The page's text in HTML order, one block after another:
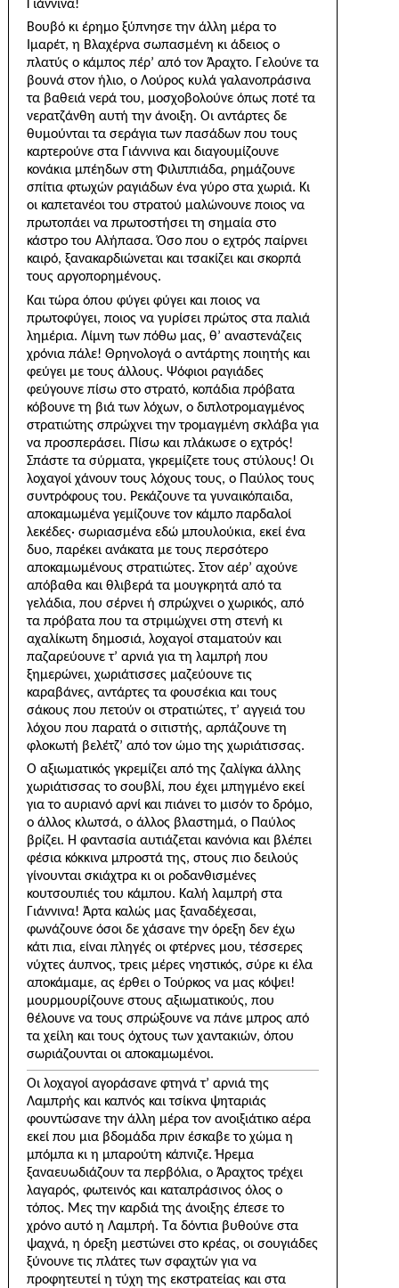
Γιάννινα!
Βουβό κι έρημο ξύπνησε την άλλη μέρα το
Ιμαρέτ, η Βλαχέρνα σωπασμένη κι άδειος ο
πλατύς ο κάμπος πέρ’ από τον Άραχτο. Γελούνε τα
βουνά στον ήλιο, ο Λούρος κυλά γαλανοπράσινα
τα βαθειά νερά του, μοσχοβολούνε όπως ποτέ τα
νερατζάνθη αυτή την άνοιξη. Οι αντάρτες δε
θυμούνται τα σεράγια των πασάδων που τους
καρτερούνε στα Γιάννινα και διαγουμίζουνε
κονάκια μπέηδων στη Φιλιππιάδα, ρημάζουνε
σπίτια φτωχών ραγιάδων ένα γύρο στα χωριά. Κι
οι καπετανέοι του στρατού μαλώνουνε ποιος να
πρωτοπάει να πρωτοστήσει τη σημαία στο
κάστρο του Αλήπασα. Όσο που ο εχτρός παίρνει
καιρό, ξανακαρδιώνεται και τσακίζει και σκορπά
τους αργοπορημένους.
Και τώρα όπου φύγει φύγει και ποιος να
πρωτοφύγει, ποιος να γυρίσει πρώτος στα παλιά
λημέρια. Λίμνη των πόθω μας, θ’ αναστενάζεις
χρόνια πάλε! Θρηνολογά ο αντάρτης ποιητής και
φεύγει με τους άλλους. Ψόφιοι ραγιάδες
φεύγουνε πίσω στο στρατό, κοπάδια πρόβατα
κόβουνε τη βιά των λόχων, ο διπλοτρομαγμένος
στρατιώτης σπρώχνει την τρομαγμένη σκλάβα για
να προσπεράσει. Πίσω και πλάκωσε ο εχτρός!
Σπάστε τα σύρματα, γκρεμίζετε τους στύλους! Οι
λοχαγοί χάνουν τους λόχους τους, ο Παύλος τους
συντρόφους του. Ρεκάζουνε τα γυναικόπαιδα,
αποκαμωμένα γεμίζουνε τον κάμπο παρδαλοί
λεκέδες· σωριασμένα εδώ μπουλούκια, εκεί ένα
δυο, παρέκει ανάκατα με τους περσότερο
αποκαμωμένους στρατιώτες. Στον αέρ’ αχούνε
απόβαθα και θλιβερά τα μουγκρητά από τα
γελάδια, που σέρνει ή σπρώχνει ο χωρικός, από
τα πρόβατα που τα στριμώχνει στη στενή κι
αχαλίκωτη δημοσιά, λοχαγοί σταματούν και
παζαρεύουνε τ’ αρνιά για τη λαμπρή που
ξημερώνει, χωριάτισσες μαζεύουνε τις
καραβάνες, αντάρτες τα φουσέκια και τους
σάκους που πετούν οι στρατιώτες, τ’ αγγειά του
λόχου που παρατά ο σιτιστής, αρπάζουνε τη
φλοκωτή βελέτζ’ από τον ώμο της χωριάτισσας.
Ο αξιωματικός γκρεμίζει από της ζαλίγκα άλλης
χωριάτισσας το σουβλί, που έχει μπηγμένο εκεί
για το αυριανό αρνί και πιάνει το μισόν το δρόμο,
ο άλλος κλωτσά, ο άλλος βλαστημά, ο Παύλος
βρίζει. Η φαντασία αυτιάζεται κανόνια και βλέπει
φέσια κόκκινα μπροστά της, στους πιο δειλούς
γίνουνται σκιάχτρα κι οι ροδανθισμένες
κουτσουπιές του κάμπου. Καλή λαμπρή στα
Γιάννινα! Άρτα καλώς μας ξαναδέχεσαι,
φωνάζουνε όσοι δε χάσανε την όρεξη δεν έχω
κάτι πια, είναι πληγές οι φτέρνες μου, τέσσερες
νύχτες άυπνος, τρεις μέρες νηστικός, σύρε κι έλα
αποκάμαμε, ας έρθει ο Τούρκος να μας κόψει!
μουρμουρίζουνε στους αξιωματικούς, που
θέλουνε να τους σπρώξουνε να πάνε μπρος από
τα χείλη και τους όχ­τους των χαντακιών, όπου
σωριάζουνται οι αποκαμωμένοι.
Οι λοχαγοί αγοράσανε φτηνά τ’ αρνιά της
Λαμπρής και καπνός και τσίκνα ψηταριάς
φουντώσανε την άλλη μέρα τον ανοιξιάτικο αέρα
εκεί που μια βδομάδα πριν έσκαβε το χώμα η
μπόμπα κι η μπαρούτη κάπνιζε. Ή­ρεμα
ξαναευωδιάζουν τα περβόλια, ο Άραχτος τρέχει
λαγαρός, φωτεινός και καταπράσινος όλος ο
τόπος. Μες την καρδιά της άνοιξης έπεσε το
χρόνο αυτό η Λαμπρή. Τα δόντια βυθούνε στα
ψαχνά, η όρεξη με­στώνει στο κρέας, οι σουγιάδες
ξύνουνε τις πλάτες των σφαχτών για να
προφητευτεί η τύχη της εκστρατείας και στα